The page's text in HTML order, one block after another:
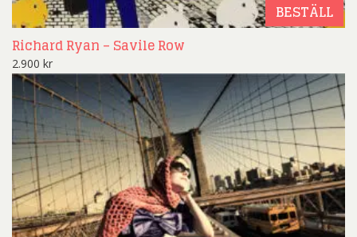
BESTÄLL
Richard Ryan – Savile Row
2.900 kr